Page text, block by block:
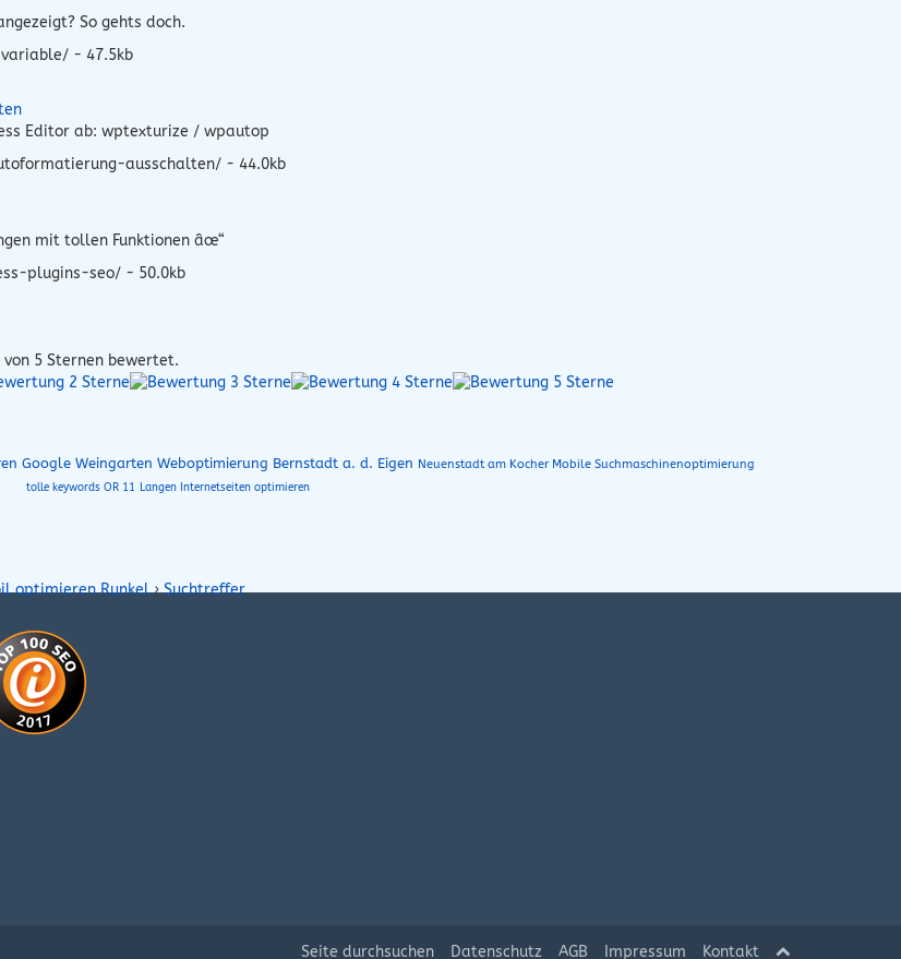
So gehts doch.
- 47.5kb
Editor ab: wptexturize / wpautop
ausschalten/ - 44.0kb
mit tollen Funktionen âœ“
plugins-seo/ - 50.0kb
von 5 Sternen bewertet.
Google Weingarten Weboptimierung Bernstadt a. d. Eigen Neuenstadt am Kocher Mobile Suchmaschinenoptimierung
tolle keywords OR 11 Langen Internetseiten optimieren
optimieren Runkel›Suchtreffer
Seite durchsuchen Datenschutz AGB Impressum Kontakt